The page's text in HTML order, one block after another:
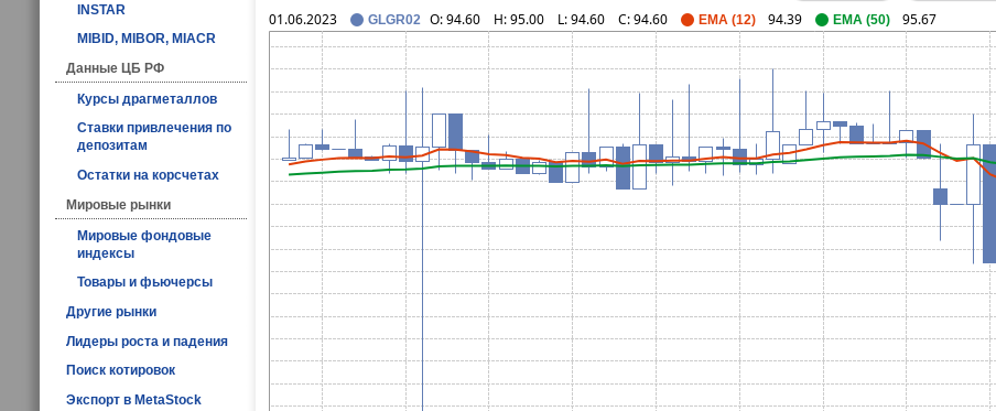
INSTAR
MIBID, MIBOR, MIACR
Данные ЦБ РФ
Курсы драгметаллов
Ставки привлечения по
депозитам
Остатки на корсчетах
Мировые рынки
Мировые фондовые
индексы
Товары и фьючерсы
Другие рынки
Лидеры роста и падения
Поиск котировок
Экспорт в MetaStock
01.06.2023 GLGR02 O:94.60 H:95.00 L:94.60 C:94.60 EMA (12) 94.39 EMA (50) 95.67